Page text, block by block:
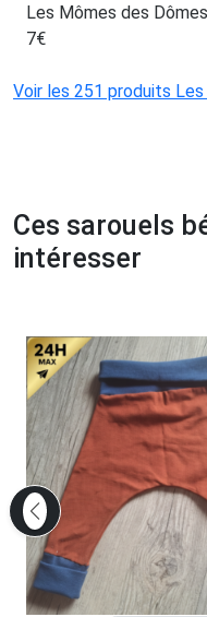
Les Mômes des Dômes
7€
Voir les 251 produits
Ces sarouels
intéresser